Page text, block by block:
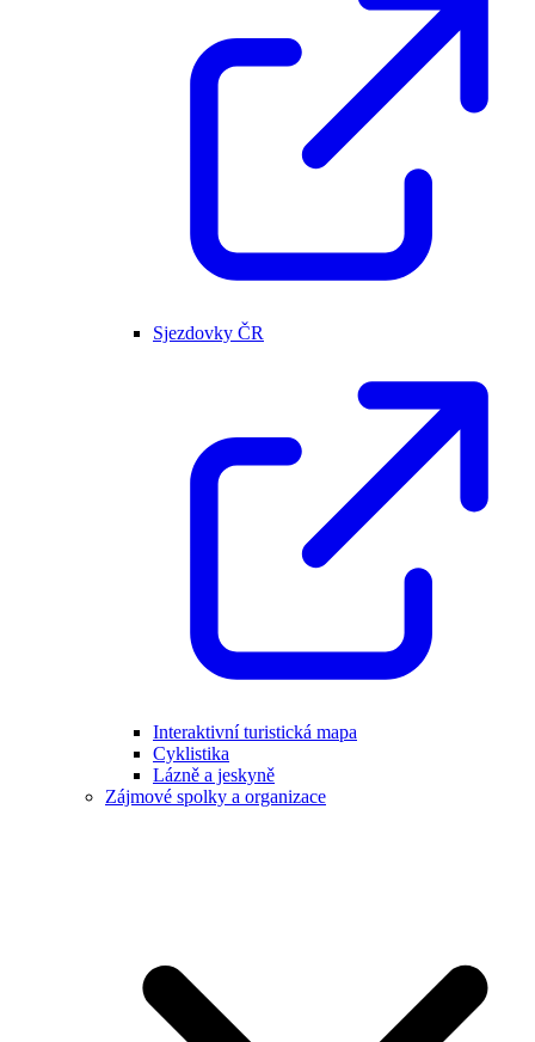
Sjezdovky ČR
Interaktivní turistická mapa
Cyklistika
Lázně a jeskyně
Zájmové spolky a organizace